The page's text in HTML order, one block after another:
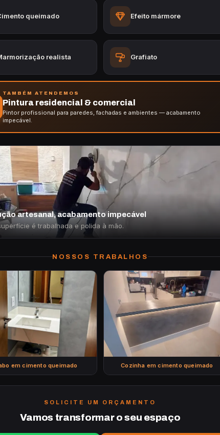
queimado Efeito mármore
realista Grafiato
TAMBÉM ATENDEMOS
Pintura residencial & comercial
Pintor profissional para paredes, fachadas e ambientes — acabamento
impecável.
artesanal, acabamento impecável
é trabalhada e polida à mão.
NOSSOS TRABALHOS
em cimento queimado Cozinha em cimento queimado
SOLICITE UM ORÇAMENTO
Vamos transformar o seu espaço